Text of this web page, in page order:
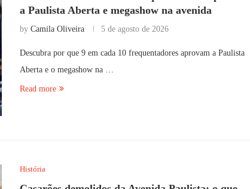
a Paulista Aberta e megashow na avenida
by Camila Oliveira 5 de agosto de 2026
Descubra por que 9 em cada 10 frequentadores aprovam a Paulista
Aberta e o megashow na …
Read more
História